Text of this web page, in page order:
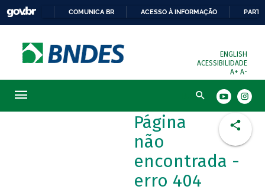
COMUNICA BR ACESSO À INFORMAÇÃO
ENGLISH
ACESSIBILIDADE
A+ A-
Busca
Página
não
encontrada -
erro 404